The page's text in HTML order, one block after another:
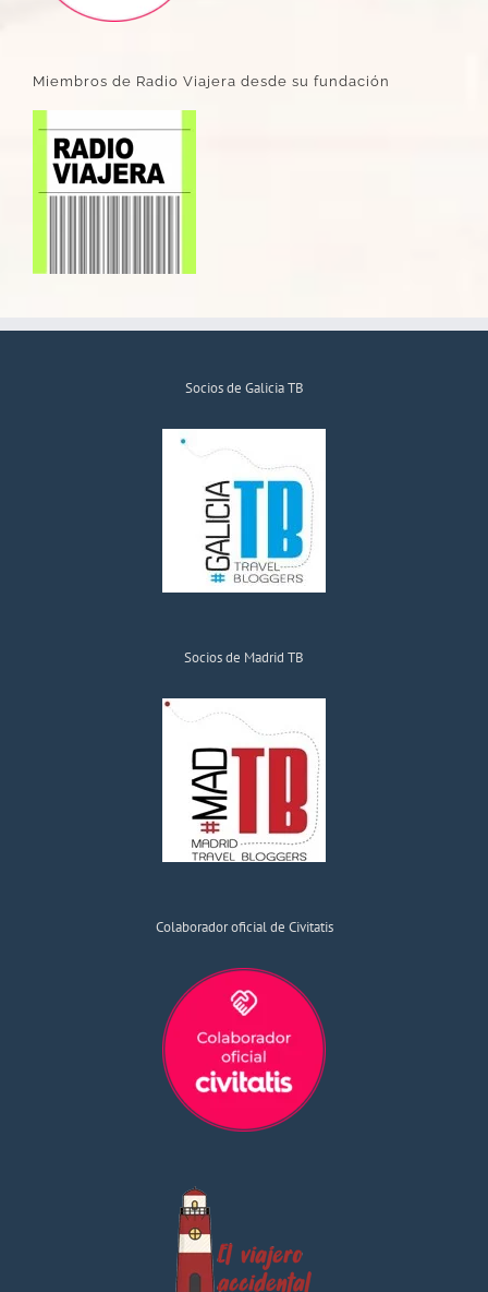
Miembros de Radio Viajera desde su fundación
Socios de Galicia TB
Socios de Madrid TB
Colaborador oficial de Civitatis